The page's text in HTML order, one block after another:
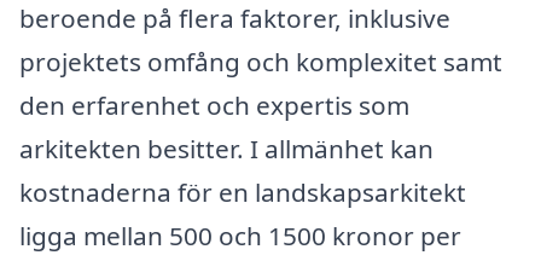
beroende på flera faktorer, inklusive
projektets omfång och komplexitet samt
den erfarenhet och expertis som
arkitekten besitter. I allmänhet kan
kostnaderna för en landskapsarkitekt
ligga mellan 500 och 1500 kronor per